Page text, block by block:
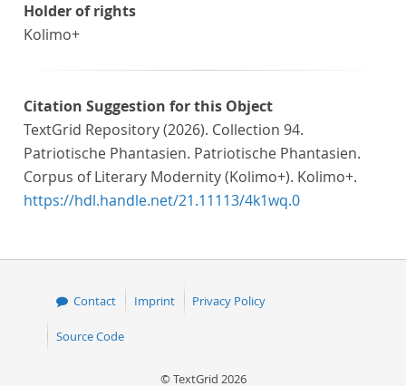
Holder of rights
Kolimo+
Citation Suggestion for this Object
TextGrid Repository (2026). Collection 94.
Patriotische Phantasien. Patriotische Phantasien.
Corpus of Literary Modernity (Kolimo+). Kolimo+.
https://hdl.handle.net/21.11113/4k1wq.0
Contact Imprint Privacy Policy
Source Code
© TextGrid 2026